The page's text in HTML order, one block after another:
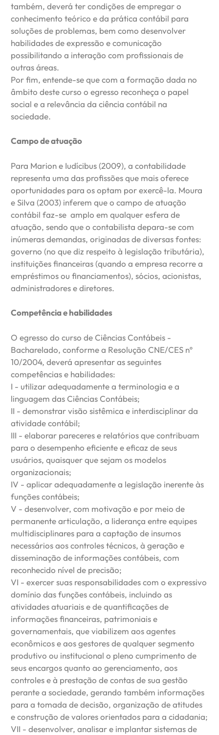
também, deverá ter condições de empregar o
conhecimento teórico e da prática contábil para
soluções de problemas, bem como desenvolver
habilidades de expressão e comunicação
possibilitando a interação com profissionais de
outras áreas.
Por fim, entende-se que com a formação dada no
âmbito deste curso o egresso reconheça o papel
social e a relevância da ciência contábil na
sociedade.
Campo de atuação
Para Marion e Iudícibus (2009), a contabilidade
representa uma das profissões que mais oferece
oportunidades para os optam por exercê-la. Moura
e SiIva (2003) inferem que o campo de atuação
contábil faz-se amplo em qualquer esfera de
atuação, sendo que o contabilista depara-se com
inúmeras demandas, originadas de diversas fontes:
governo (no que diz respeito à legislação tributária),
instituições financeiras (quando a empresa recorre a
empréstimos ou financiamentos), sócios, acionistas,
administradores e diretores.
Competência e habilidades
O egresso do curso de Ciências Contábeis -
Bacharelado, conforme a Resolução CNE/CES nº
10/2004, deverá apresentar as seguintes
competências e habilidades:
I - utilizar adequadamente a terminologia e a
linguagem das Ciências Contábeis;
II - demonstrar visão sistêmica e interdisciplinar da
atividade contábil;
III - elaborar pareceres e relatórios que contribuam
para o desempenho eficiente e eficaz de seus
usuários, quaisquer que sejam os modelos
organizacionais;
IV - aplicar adequadamente a legislação inerente às
funções contábeis;
V - desenvolver, com motivação e por meio de
permanente articulação, a liderança entre equipes
multidisciplinares para a captação de insumos
necessários aos controles técnicos, à geração e
disseminação de informações contábeis, com
reconhecido nível de precisão;
VI - exercer suas responsabilidades com o expressivo
domínio das funções contábeis, incluindo as
atividades atuariais e de quantificações de
informações financeiras, patrimoniais e
governamentais, que viabilizem aos agentes
econômicos e aos gestores de qualquer segmento
produtivo ou institucional o pleno cumprimento de
seus encargos quanto ao gerenciamento, aos
controles e à prestação de contas de sua gestão
perante a sociedade, gerando também informações
para a tomada de decisão, organização de atitudes
e construção de valores orientados para a cidadania;
VII - desenvolver, analisar e implantar sistemas de